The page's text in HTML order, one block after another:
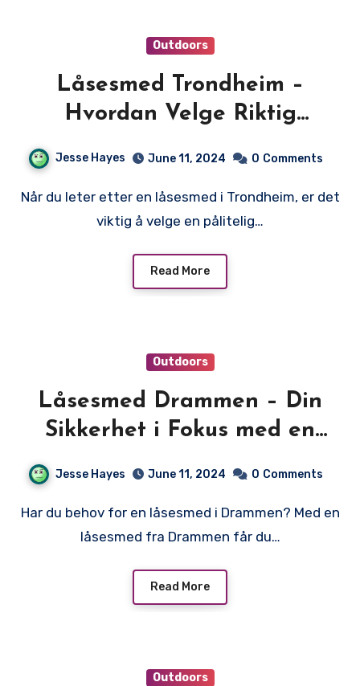
Outdoors
Låsesmed Trondheim –
Hvordan Velge Riktig
Jesse Hayes June 11, 2024 0 Comments
Når du leter etter en låsesmed i Trondheim, er det
viktig å velge en pålitelig…
Read More
Outdoors
Låsesmed Drammen – Din
Sikkerhet i Fokus med en
Jesse Hayes June 11, 2024 0 Comments
Har du behov for en låsesmed i Drammen? Med en
låsesmed fra Drammen får du…
Read More
Outdoors